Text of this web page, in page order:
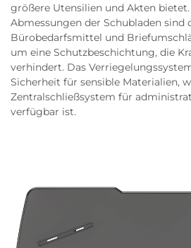
größere Utensilien und Akten
Abmessungen der Schubladen
Bürobedarfsmittel und
um eine Schutzbeschichtung, die
verhindert. Das
Sicherheit für sensible Materialien,
Zentralschließsystem für
verfügbar ist.